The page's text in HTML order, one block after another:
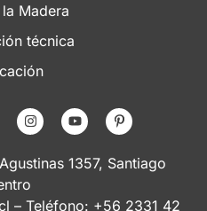
Madera
técnica
1357, Santiago
– Teléfono: +56 2331 42